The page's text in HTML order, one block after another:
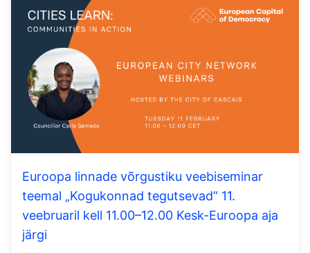
Euroopa linnade võrgustiku veebiseminar
teemal „Kogukonnad tegutsevad“ 11.
veebruaril kell 11.00–12.00 Kesk-Euroopa aja
järgi